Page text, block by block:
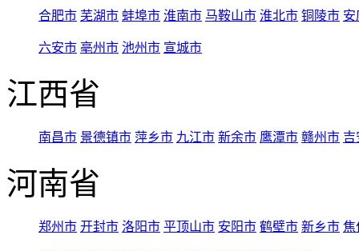
合肥市 芜湖市 蚌埠市 淮南市 马鞍山市 淮北市 铜陵市 安
六安市 亳州市 池州市 宣城市
江西省
南昌市 景德镇市 萍乡市 九江市 新余市 鹰潭市 赣州市 吉
河南省
郑州市 开封市 洛阳市 平顶山市 安阳市 鹤壁市 新乡市 焦